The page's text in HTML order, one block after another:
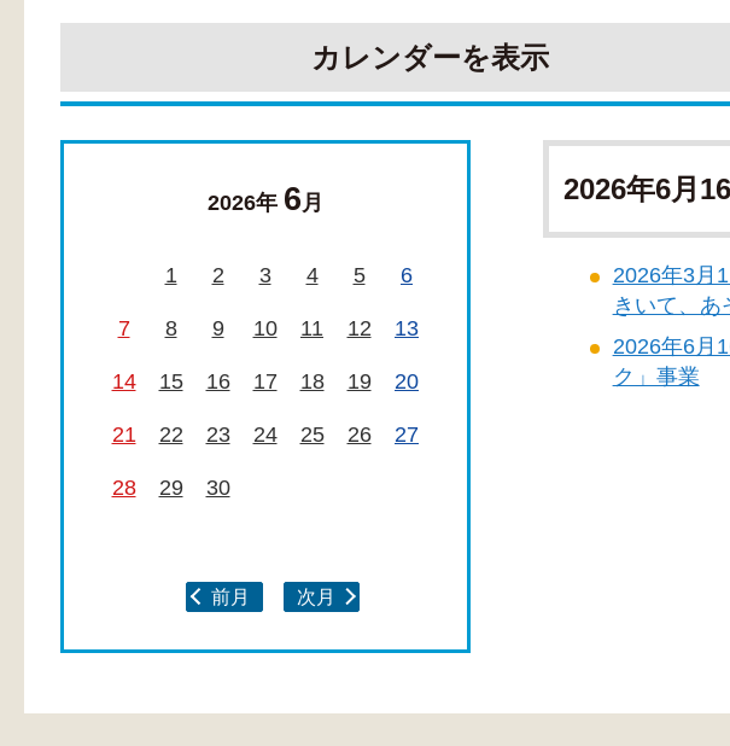
カレンダーを表示
2026年 6月
1 2 3 4 5 6
7 8 9 10 11 12 13
14 15 16 17 18 19 20
21 22 23 24 25 26 27
28 29 30
前月 次月
2026年6月
2026年3月
きいて、あ
2026年6月
ク」事業